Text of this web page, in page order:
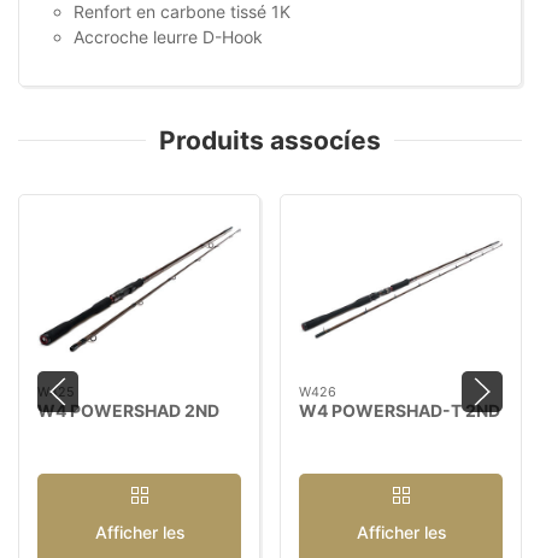
Renfort en carbone tissé 1K
Accroche leurre D-Hook
Produits assocíes
W425
W4 POWERSHAD 2ND
Afficher les
W426
W4 POWERSHAD-T 2ND
Afficher les